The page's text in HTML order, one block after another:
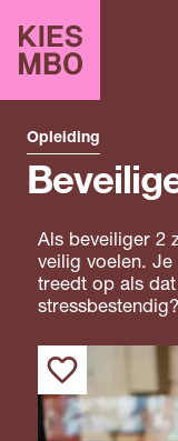
Opleiding
Als beveiliger 2
veilig voelen.
treedt op als
stressbestendig?